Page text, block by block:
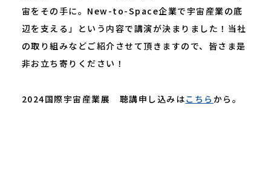
宙をその手に。New-to-Space企業で宇宙産業の底
辺を支える」という内容で講演が決まりました！当社
の取り組みなどご紹介させて頂きますので、皆さま是
非お立ち寄りください！
2024国際宇宙産業展 聴講申し込みはこちら から。